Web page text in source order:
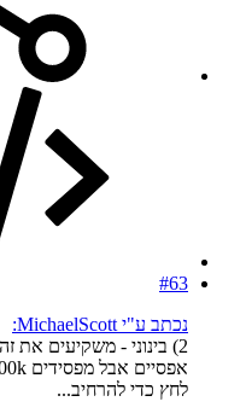
#63
נכתב ע"י MichaelScott:
2) בינוני - משקיעים את
אפסיים אבל מפסידים 400k על מס
לחץ כדי להרחיב...